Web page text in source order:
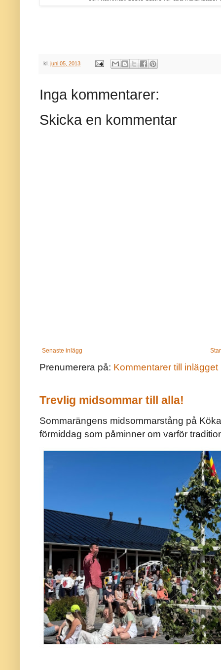
kl. juni 05, 2013
Inga kommentarer:
Skicka en kommentar
Senaste inlägg
Prenumerera på: Kommentarer till inlägget
Trevlig midsommar till alla!
Sommarängens midsommarstång på
förmiddag som påminner om varför